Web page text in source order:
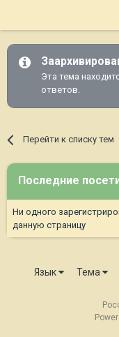
Эта тема
ответов.
Перейти к списку тем
Последние
Ни одного
данную страницу
Язык Тема